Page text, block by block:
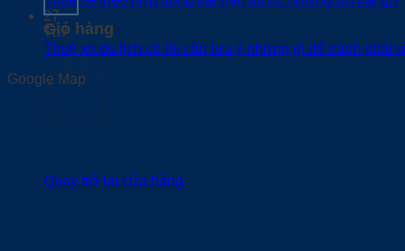
Giỏ hàng
Quay trở lại cửa hàng
27
Th7
Thuê xe du lịch có lái cần lưu ý những gì để tránh phát
Google Map